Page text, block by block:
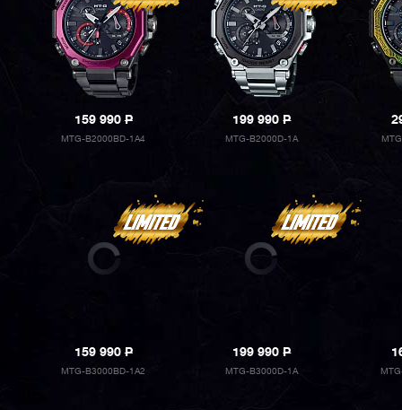
159 990P
MTG-B2000BD-1A4
199 990P
MTG-B2000D-1A
159 990P
MTG-B3000BD-1A2
199 990P
MTG-B3000D-1A